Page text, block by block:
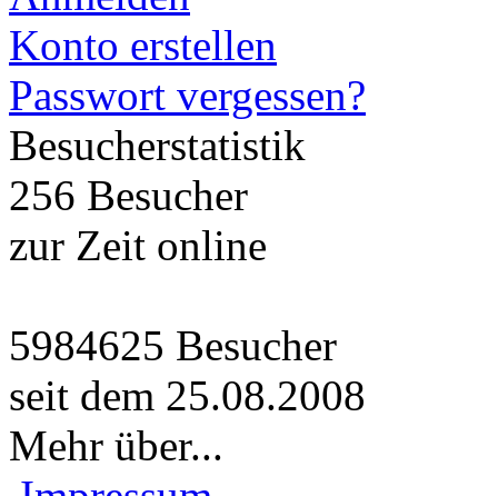
Konto erstellen
Passwort vergessen?
Besucherstatistik
256 Besucher
zur Zeit online
5984625 Besucher
seit dem 25.08.2008
Mehr über...